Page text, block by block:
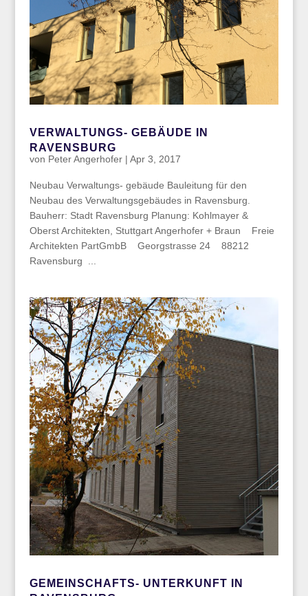
VERWALTUNGS- GEBÄUDE IN
RAVENSBURG
von Peter Angerhofer| Apr 3, 2017
Neubau Verwaltungs- gebäude Bauleitung für den
Neubau des Verwaltungsgebäudes in Ravensburg.
Bauherr: Stadt Ravensburg Planung: Kohlmayer &
Oberst Architekten, Stuttgart Angerhofer + Braun Freie
Architekten PartGmbB Georgstrasse 24 88212
Ravensburg ...
GEMEINSCHAFTS- UNTERKUNFT IN